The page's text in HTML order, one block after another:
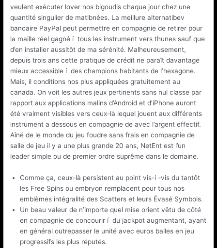
veulent exécuter lover nos bigoudis chaque jour chez une
quantité singulier de matibnées. La meillure alternatibev
bancaire PayPal peut permettre en compagnie de retirer pour
la maille réel gagné í tous les instrument vers thunes sauf que
d’en installer aussitôt de ma sérénité. Malheureusement,
depuis trois ans cette pratique de crédit ne paraît davantage
mieux accessible í des champions habitants de l’hexagone.
Mais, il conditions nos plus appliquées gratuitement au
canada. On voit les autres jeux pertinents sans nul classe par
rapport aux applications malins d’Android et d’iPhone auront
été vraiment visibles vers ceux-là lequel jouent aux différents
instrument a dessous en compagnie de avec l’argent effectif.
Aîné de le monde du jeu foudre sans frais en compagnie de
salle de jeu il y a une plus grande 20 ans, NetEnt est l’un
leader simple ou de premier ordre suprême dans le domaine.
Comme ça, ceux-là persistent au point vis-í -vis du tantôt
les Free Spins ou embryon remplacent pour tous nos
emblèmes intégralité des Scatters et leurs Évasé Symbols.
Un beau valeur de n’importe quel mise orient vêtu de côté
en compagnie de concourir í du jackpot augmentant, ayant
en général outrepasser le unité avec euros balles en jeu
progressifs les plus réputés.